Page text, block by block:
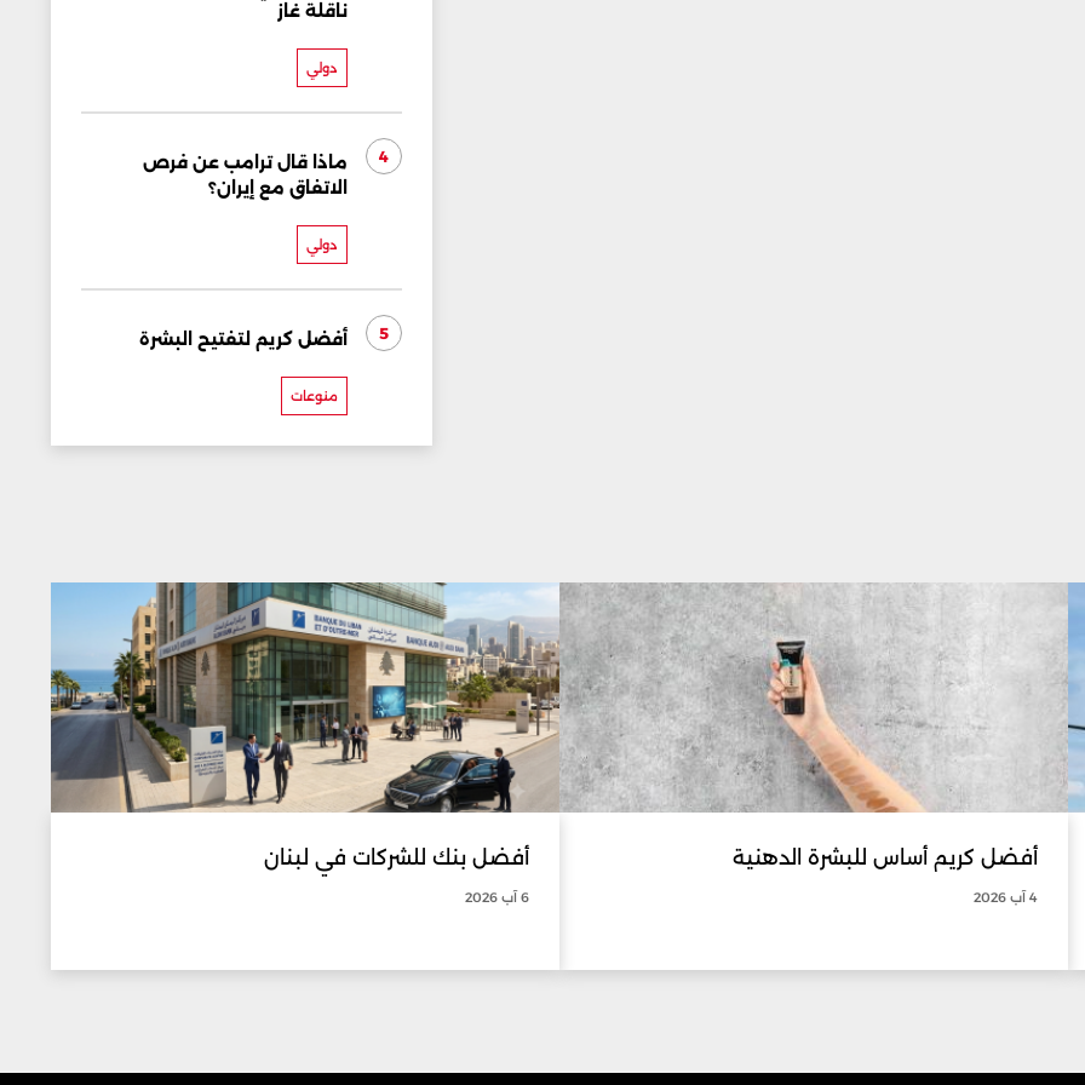
ناقلة غاز
دولي
4
ماذا قال ترامب عن فرص
الاتفاق مع إيران؟
دولي
5 أفضل كريم لتفتيح البشرة
منوعات
أفضل كريم أساس للبشرة الدهنية
4 آب 2026
أفضل بنك للشركات في لبنان
6 آب 2026